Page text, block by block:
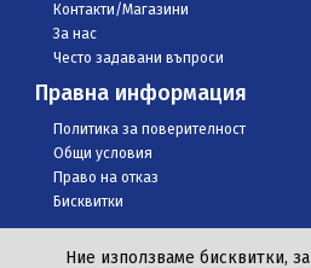
Контакти/Магазини
За нас
Често задавани въпроси
Правна информация
Политика за поверителност
Общи условия
Право на отказ
Бисквитки
Ние използваме бисквитки,